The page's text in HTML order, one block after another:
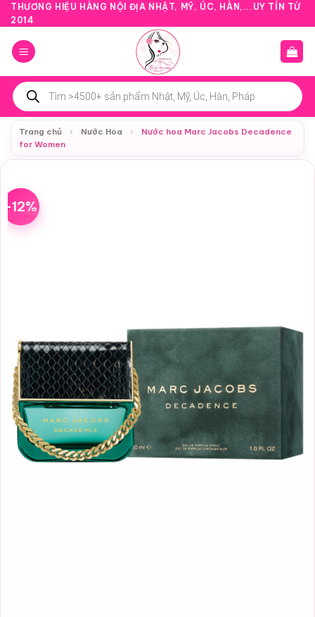
Bỏ
qua
nội
dung
THƯƠNG HIỆU HÀNG NỘI ĐỊA NHẬT, MỸ, ÚC, HÀN,...UY TÍN TỪ
2014
Tìm
kiếm
sản
phẩm
Trang chủ
› Nước Hoa ›
Nước hoa Marc Jacobs Decadence
for Women
-12%